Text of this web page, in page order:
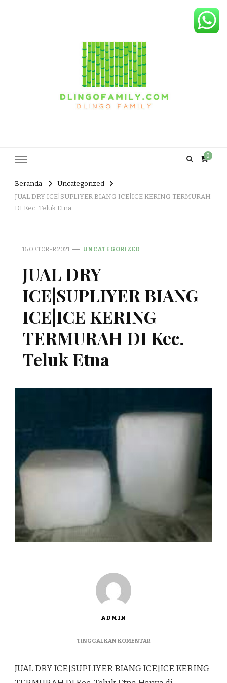
0
Beranda
Uncategorized
JUAL DRY ICE|SUPLIYER BIANG ICE|ICE KERING TERMURAH
DI Kec. Teluk Etna
16 OKTOBER 2021 UNCATEGORIZED
JUAL DRY
ICE|SUPLIYER BIANG
ICE|ICE KERING
TERMURAH DI Kec.
Teluk Etna
ADMIN
TINGGALKAN KOMENTARPADA
ICE|SUPLIYER
BIANG
JUAL DRY ICE|SUPLIYER BIANG ICE|ICE KERING